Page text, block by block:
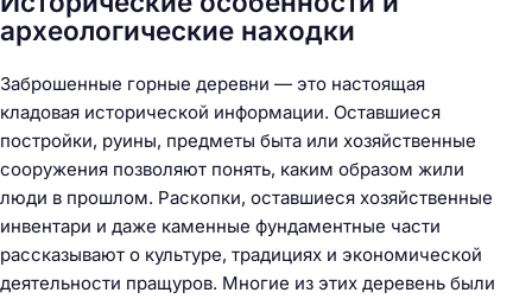
археологические находки
Заброшенные горные деревни — это настоящая
кладовая исторической информации. Оставшиеся
постройки, руины, предметы быта или хозяйственные
сооружения позволяют понять, каким образом жили
люди в прошлом. Раскопки, оставшиеся хозяйственные
инвентари и даже каменные фундаментные части
рассказывают о культуре, традициях и экономической
деятельности пращуров. Многие из этих деревень были